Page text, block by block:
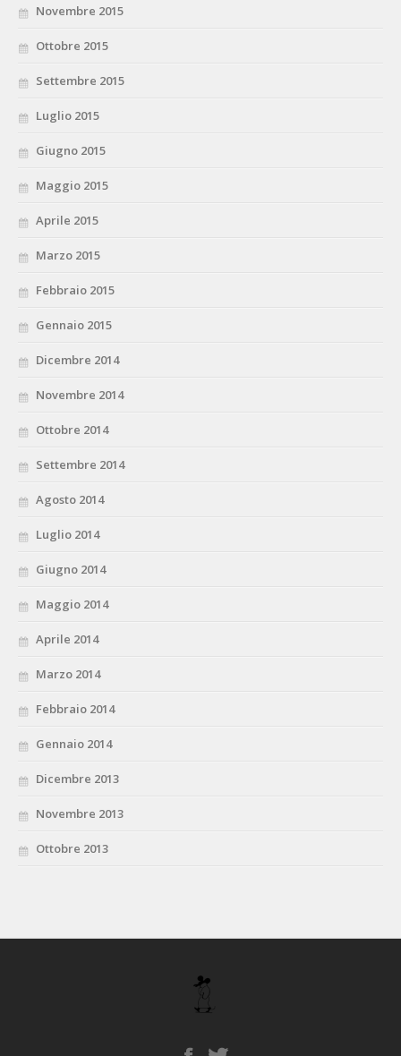
Novembre 2015
Ottobre 2015
Settembre 2015
Luglio 2015
Giugno 2015
Maggio 2015
Aprile 2015
Marzo 2015
Febbraio 2015
Gennaio 2015
Dicembre 2014
Novembre 2014
Ottobre 2014
Settembre 2014
Agosto 2014
Luglio 2014
Giugno 2014
Maggio 2014
Aprile 2014
Marzo 2014
Febbraio 2014
Gennaio 2014
Dicembre 2013
Novembre 2013
Ottobre 2013